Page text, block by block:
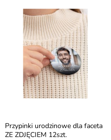
Przypinki urodzinowe dla faceta
ZE ZDJĘCIEM 12szt.